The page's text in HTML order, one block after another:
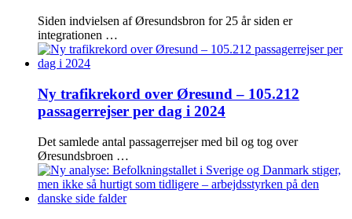
Siden indvielsen af Øresundsbron for 25 år siden er
integrationen …
Ny trafikrekord over Øresund – 105.212
passagerrejser per dag i 2024
Det samlede antal passagerrejser med bil og tog over
Øresundsbroen …